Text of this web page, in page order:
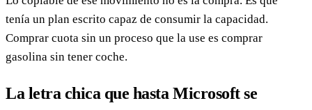
tenía un plan escrito capaz de consumir la capacidad.
Comprar cuota sin un proceso que la use es comprar
gasolina sin tener coche.
La letra chica que hasta Microsoft se